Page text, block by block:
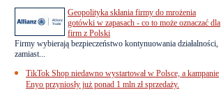
Geopolityka skłania firmy do mrożenia
gotówki w zapasach - co to może oznaczać dla
firm z Polski
Firmy wybierają bezpieczeństwo kontynuowania działalności,
zamiast...
TikTok Shop niedawno wystartował w Polsce, a kampanie
Enyo przyniosły już ponad 1 mln zł sprzedaży.